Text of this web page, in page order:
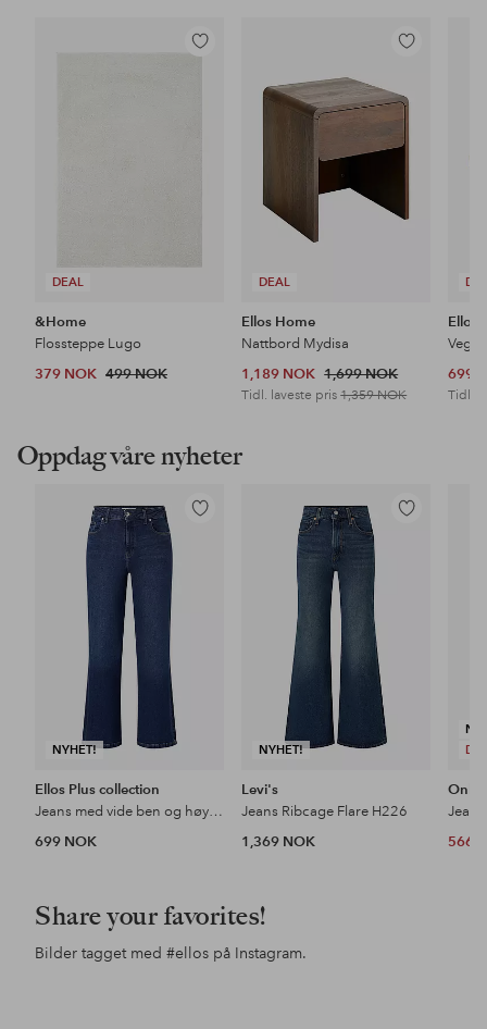
DEAL
Legg
&Home
Flossteppe Lugo
379 NOK 499 NOK
DEAL
Legg
favoritter
Ellos Home
Nattbord Mydisa
1,189 NOK 1,699 NOK
Tidl. laveste pris1,359 NOK
Ellos
699
Tidl.
Oppdag våre nyheter
NYHET!
Legg
Ellos Plus collection
Jeans med vide ben og høy midje
699 NOK
NYHET!
Legg
Levi's
Jeans Ribcage Flare H226
1,369 NOK
Only
566
Share your favorites!
Bilder tagget med #ellos på Instagram.